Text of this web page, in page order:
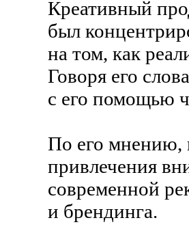
Креативный
был
на том, как
Говоря его
с его помощью
По его мнению,
привлечения
современной
и брендинга.